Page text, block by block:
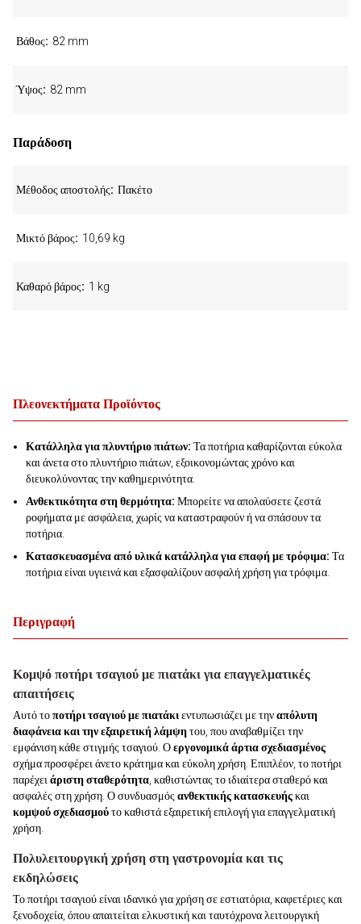
Πλεονεκτήματα Προϊόντος
Κατάλληλα για πλυντήριο πιάτων: Τα ποτήρια καθαρίζονται εύκολα
και άνετα στο πλυντήριο πιάτων, εξοικονομώντας χρόνο και
διευκολύνοντας την καθημερινότητα.
Ανθεκτικότητα στη θερμότητα: Μπορείτε να απολαύσετε ζεστά
ροφήματα με ασφάλεια, χωρίς να καταστραφούν ή να σπάσουν τα
ποτήρια.
Κατασκευασμένα από υλικά κατάλληλα για επαφή με τρόφιμα: Τα
ποτήρια είναι υγιεινά και εξασφαλίζουν ασφαλή χρήση για τρόφιμα.
Περιγραφή
Κομψό ποτήρι τσαγιού με πιατάκι για επαγγελματικές
απαιτήσεις
Αυτό τοποτήρι τσαγιού με πιατάκιεντυπωσιάζει με τηναπόλυτη
διαφάνεια και την εξαιρετική λάμψητου, που αναβαθμίζει την
εμφάνιση κάθε στιγμής τσαγιού. Οεργονομικά άρτια σχεδιασμένος
σχήμα προσφέρει άνετο κράτημα και εύκολη χρήση. Επιπλέον, το ποτήρι
παρέχει άριστη σταθερότητα , καθιστώντας το ιδιαίτερα σταθερό και
ασφαλές στη χρήση. Ο συνδυασμός ανθεκτικής κατασκευήςκαι
κομψού σχεδιασμούτο καθιστά εξαιρετική επιλογή για επαγγελματική
χρήση.
Πολυλειτουργική χρήση στη γαστρονομία και τις
εκδηλώσεις
Το ποτήρι τσαγιού είναι ιδανικό για χρήση σε εστιατόρια, καφετέριες και
ξενοδοχεία, όπου απαιτείται ελκυστική και ταυτόχρονα λειτουργική
Βάθος 82 mm
Ύψος 82 mm
Παράδοση
Μέθοδος αποστολής Πακέτο
Μικτό βάρος 10,69 kg
Καθαρό βάρος 1 kg